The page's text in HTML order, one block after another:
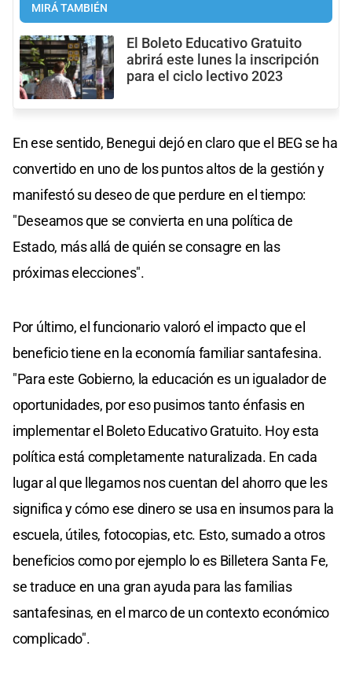
MIRÁ TAMBIÉN
El Boleto Educativo Gratuito
abrirá este lunes la inscripción
para el ciclo lectivo 2023
En ese sentido, Benegui dejó en claro que el BEG se ha
convertido en uno de los puntos altos de la gestión y
manifestó su deseo de que perdure en el tiempo:
"Deseamos que se convierta en una política de
Estado, más allá de quién se consagre en las
próximas elecciones".
Por último, el funcionario valoró el impacto que el
beneficio tiene en la economía familiar santafesina.
"Para este Gobierno, la educación es un igualador de
oportunidades, por eso pusimos tanto énfasis en
implementar el Boleto Educativo Gratuito. Hoy esta
política está completamente naturalizada. En cada
lugar al que llegamos nos cuentan del ahorro que les
significa y cómo ese dinero se usa en insumos para la
escuela, útiles, fotocopias, etc. Esto, sumado a otros
beneficios como por ejemplo lo es Billetera Santa Fe,
se traduce en una gran ayuda para las familias
santafesinas, en el marco de un contexto económico
complicado".